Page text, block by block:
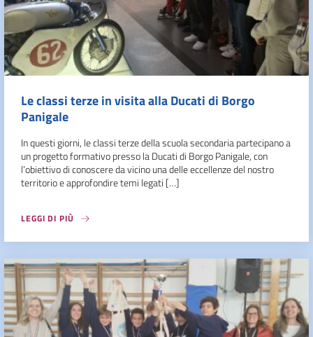
Le classi terze in visita alla Ducati di Borgo
Panigale
In questi giorni, le classi terze della scuola secondaria partecipano a
un progetto formativo presso la Ducati di Borgo Panigale, con
l’obiettivo di conoscere da vicino una delle eccellenze del nostro
territorio e approfondire temi legati […]
LEGGI DI PIÙ